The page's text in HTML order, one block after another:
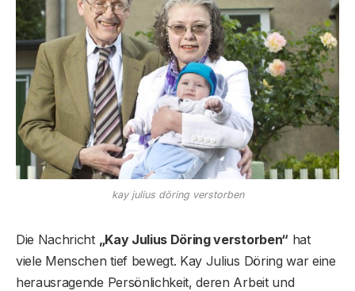
kay julius döring verstorben
Die Nachricht „Kay Julius Döring verstorben“ hat
viele Menschen tief bewegt. Kay Julius Döring war eine
herausragende Persönlichkeit, deren Arbeit und